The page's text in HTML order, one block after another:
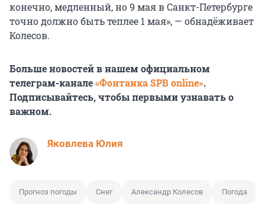
конечно, медленный, но 9 мая в Санкт-Петербурге
точно должно быть теплее 1 мая», — обнадёживает
Колесов.
Больше новостей в нашем официальном
телеграм-канале«Фонтанка SPB online».
Подписывайтесь, чтобы первыми узнавать о
важном.
Яковлева Юлия
Прогноз погоды Снег Александр Колесов Погода